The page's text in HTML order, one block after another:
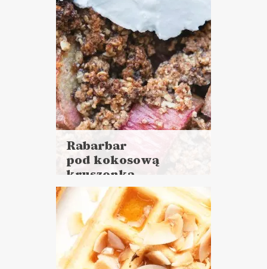
Rabarbar
pod kokosową
kruszonką
Czytaj
więcej
Czas przygotowania: 15 minut
+ 30 minut pieczenia
CIASTA I DESERY
ŚNIADANIA